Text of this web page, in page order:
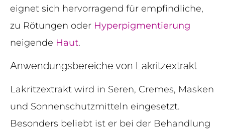
eignet sich hervorragend für empfindliche,
zu Rötungen oder Hyperpigmentierung
neigende Haut.
Anwendungsbereiche von Lakritzextrakt
Lakritzextrakt wird in Seren, Cremes, Masken
und Sonnenschutzmitteln eingesetzt.
Besonders beliebt ist er bei der Behandlung